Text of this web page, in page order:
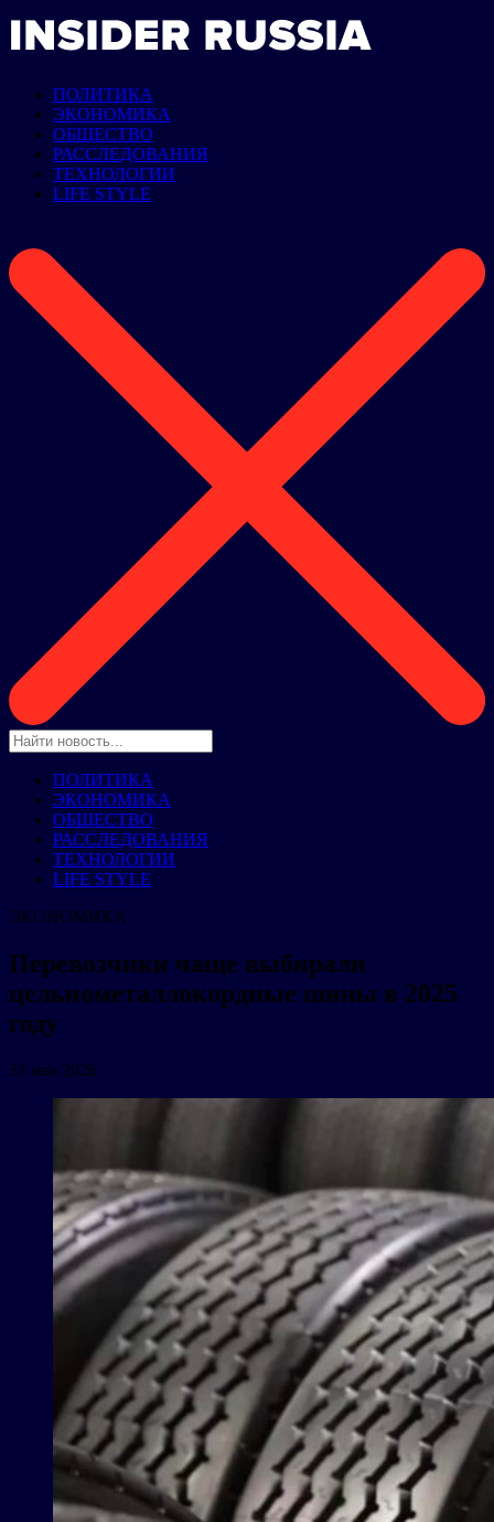
ПОЛИТИКА
ЭКОНОМИКА
ОБЩЕСТВО
РАССЛЕДОВАНИЯ
ТЕХНОЛОГИИ
LIFE STYLE
ПОЛИТИКА
ЭКОНОМИКА
ОБЩЕСТВО
РАССЛЕДОВАНИЯ
ТЕХНОЛОГИИ
LIFE STYLE
ЭКОНОМИКА
Перевозчики чаще выбирали
цельнометаллокордные шины в 2025
году
31 мая 2026